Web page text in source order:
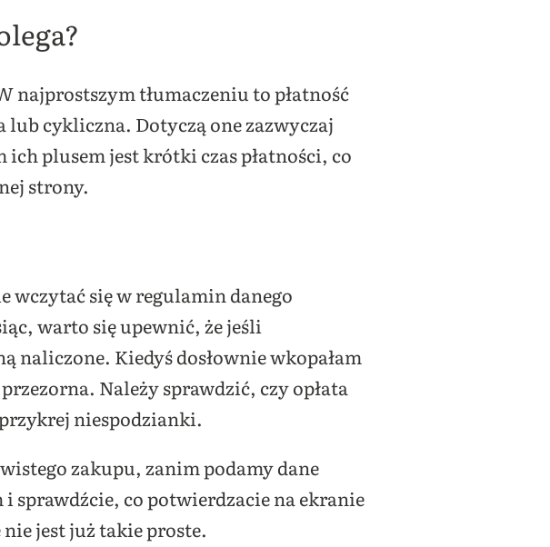
najprostszym tłumaczeniu to płatność
cykliczna. Dotyczą one zazwyczaj
plusem jest krótki czas płatności, co
strony.
wczytać się w regulamin danego
warto się upewnić, że jeśli
naliczone. Kiedyś dosłownie wkopałam
Należy sprawdzić, czy opłata
niespodzianki.
zakupu, zanim podamy dane
sprawdźcie, co potwierdzacie na ekranie
jest już takie proste.